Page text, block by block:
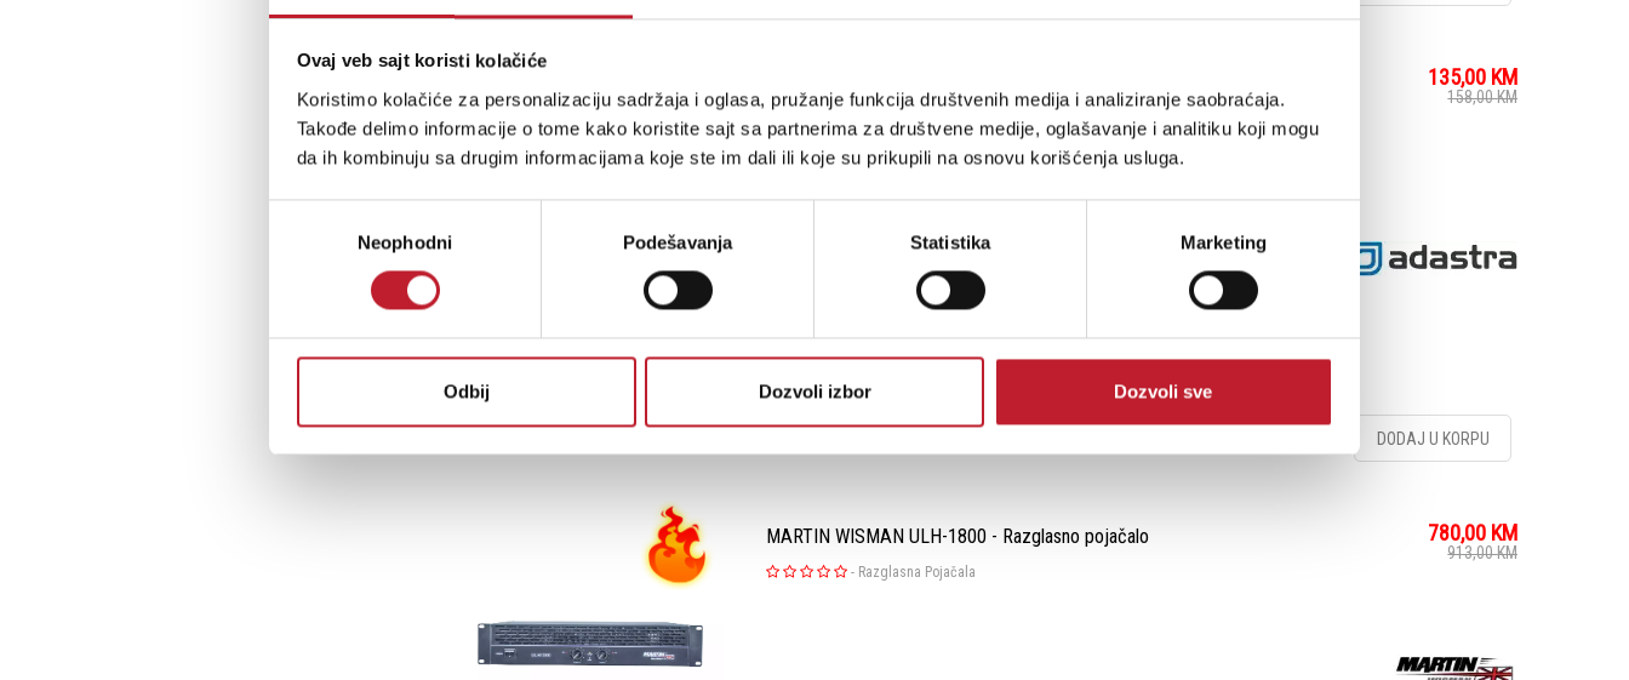
Ovaj veb sajt koristi kolačiće
Koristimo kolačiće za personalizaciju sadržaja i oglasa, pružanje funkcija društvenih medija i analiziranje saobraćaja.
Takođe delimo informacije o tome kako koristite sajt sa partnerima za društvene medije, oglašavanje i analitiku koji mogu
da ih kombinuju sa drugim informacijama koje ste im dali ili koje su prikupili na osnovu korišćenja usluga.
сагласностиNeophodni Podešavanja Statistika Marketing
Odbij Dozvoli izbor Dozvoli sve
135,00 KM
158,00KM
Class-D amplifier design operates cleanly and efficiently with minimal
heat dissipation, combined with an internal digital switch-mode
power section, which en...
Na stanju
DODAJ U KORPU
MARTIN WISMAN ULH-1800 - Razglasno pojačalo
- Razglasna Pojačala
780,00 KM
913,00KM